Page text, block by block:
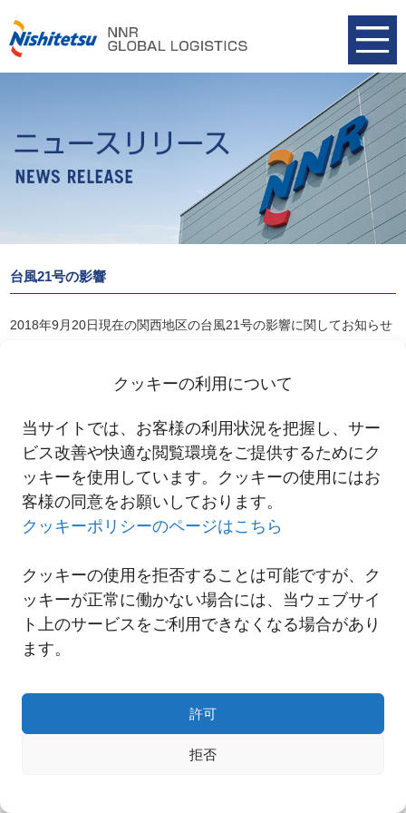
クッキーの利用について
当サイトでは、お客様の利用状況を把握し、サー
ビス改善や快適な閲覧環境をご提供するためにク
ッキーを使用しています。クッキーの使用にはお
客様の同意をお願いしております。
クッキーポリシーのページはこちら
クッキーの使用を拒否することは可能ですが、ク
ッキーが正常に働かない場合には、当ウェブサイ
ト上のサービスをご利用できなくなる場合があり
ます。
許可
拒否
台風21号の影響
2018年9月20日現在の関西地区の台風21号の影響に関してお知らせ
一覧へ
Copyright© NNR GLOBAL LOGISTICS A Div.of Nishi-Nippon Railroad Co.,Ltd.